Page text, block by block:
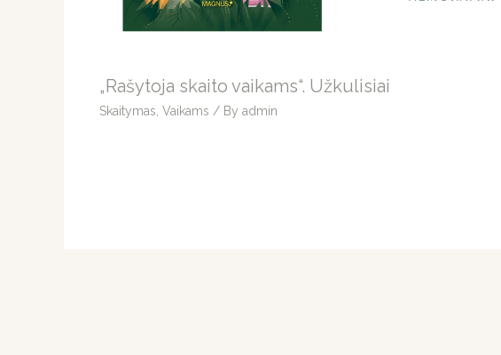
„Rašytoja skaito vaikams“. Užkulisiai
Skaitymas Vaikams / By admin